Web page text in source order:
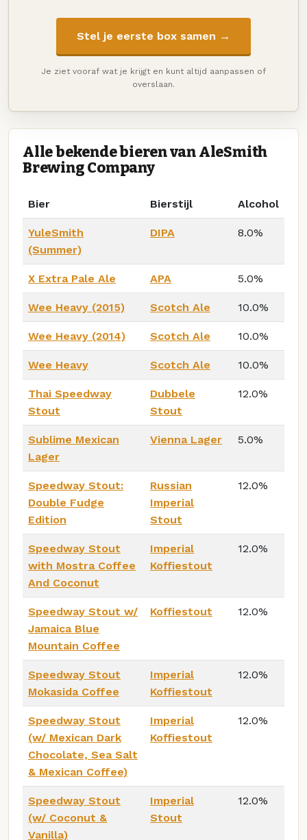
Stel je eerste box samen →
Je ziet vooraf wat je krijgt en kunt altijd aanpassen of
overslaan.
Alle bekende bieren van AleSmith
Brewing Company
Bier Bierstijl Alcohol
YuleSmith
(Summer)
DIPA 8.0%
X Extra Pale Ale APA 5.0%
Wee Heavy (2015) Scotch Ale 10.0%
Wee Heavy (2014) Scotch Ale 10.0%
Wee Heavy Scotch Ale 10.0%
Thai Speedway
Stout
Dubbele
Stout
12.0%
Sublime Mexican
Lager
Vienna Lager 5.0%
Speedway Stout:
Double Fudge
Edition
Russian
Imperial
Stout
12.0%
Speedway Stout
with Mostra Coffee
And Coconut
Imperial
Koffiestout
12.0%
Speedway Stout w/
Jamaica Blue
Mountain Coffee
Koffiestout 12.0%
Speedway Stout
Mokasida Coffee
Imperial
Koffiestout
12.0%
Speedway Stout
(w/ Mexican Dark
Chocolate, Sea Salt
& Mexican Coffee)
Imperial
Koffiestout
12.0%
Speedway Stout
(w/ Coconut &
Vanilla)
Imperial
Stout
12.0%